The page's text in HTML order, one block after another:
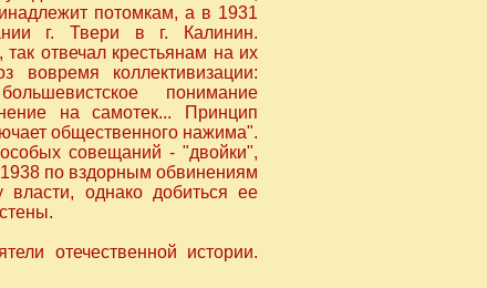
потомкам, а в 1931
г. Твери в г. Калинин.
отвечал крестьянам на их
вовремя коллективизации:
понимание
на самотек... Принцип
общественного нажима".
совещаний - "двойки",
по вздорным обвинениям
однако добиться ее
отечественной истории.